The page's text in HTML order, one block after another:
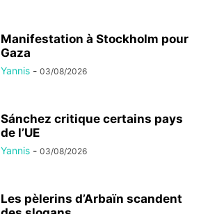
Manifestation à Stockholm pour
Gaza
Yannis - 03/08/2026
Sánchez critique certains pays
de l’UE
Yannis - 03/08/2026
Les pèlerins d’Arbaïn scandent